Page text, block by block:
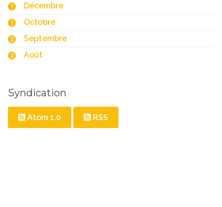
1 Décembre
1 Octobre
2 Septembre
2 Août
Syndication
Atom 1.0 RSS